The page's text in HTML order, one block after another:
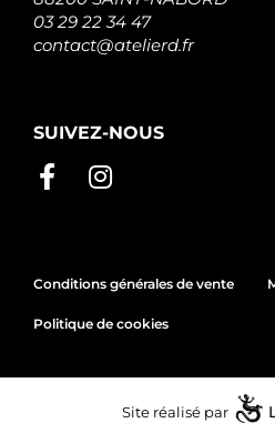
03 29 22 34 47
contact@atelierd.fr
SUIVEZ-NOUS
Conditions générales de vente
Politique de cookies
Site réalisé par